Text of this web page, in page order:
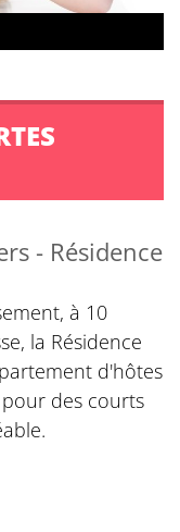
- Résidence
à 10
la Résidence
d'hôtes
des courts